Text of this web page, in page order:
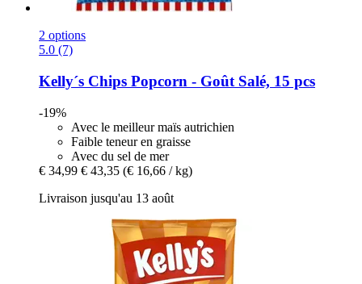
2 options
5.0 (7)
Kelly´s Chips Popcorn -​ Goût Salé, 15 pcs
-19%
Avec le meilleur maïs autrichien
Faible teneur en graisse
Avec du sel de mer
€ 34,99 € 43,35 (€ 16,66 / kg)
Livraison jusqu'au 13 août